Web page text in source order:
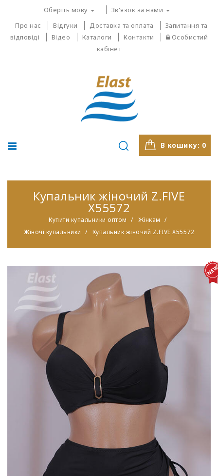
Оберіть мову
Зв'язок за нами
Про нас
Відгуки Доставка та оплата
Запитання та
відповіді
Відео Каталоги Контакти
Особистий
кабінет
В кошику: 0
Купальник жіночий Z.FIVE
X55572
Купити купальники оптом
Жінкам
Жіночі купальники
Купальник жіночий Z.FIVE X55572